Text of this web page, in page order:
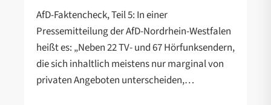
AfD-Faktencheck, Teil 5: In einer
Pressemitteilung der AfD-Nordrhein-Westfalen
heißt es: „Neben 22 TV- und 67 Hörfunksendern,
die sich inhaltlich meistens nur marginal von
privaten Angeboten unterscheiden,…